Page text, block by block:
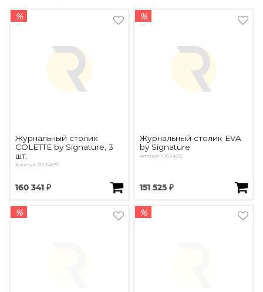
%
Журнальный столик
COLETTE by Signature, 3
шт.
Артикул: OSZ4832
160 341 ₽
%
Журнальный столик EVA
by Signature
Артикул: OSZ4532
151 525 ₽
% %